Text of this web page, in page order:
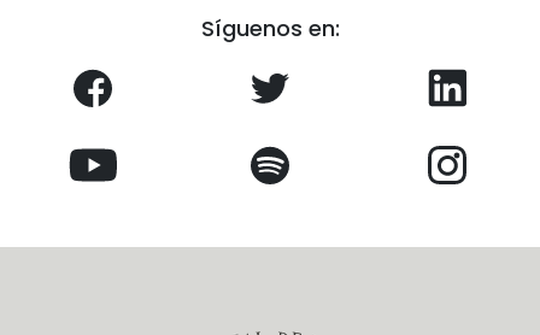
Síguenos en: